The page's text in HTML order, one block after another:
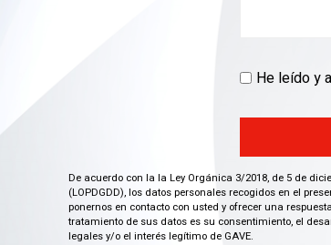
He leído y
De acuerdo con la la Ley Orgánica 3/2018, de 5 de
(LOPDGDD), los datos personales recogidos en el
ponernos en contacto con usted y ofrecer una
tratamiento de sus datos es su consentimiento, el
legales y/o el interés legítimo de GAVE.